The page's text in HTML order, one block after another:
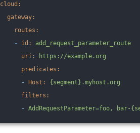
cloud:
gateway:
routes:
-
id:
add_request_parameter_route
uri:
https://example.org
predicates:
-
Host:
{segment}.myhost.org
filters:
- AddRequestParameter=foo, bar-